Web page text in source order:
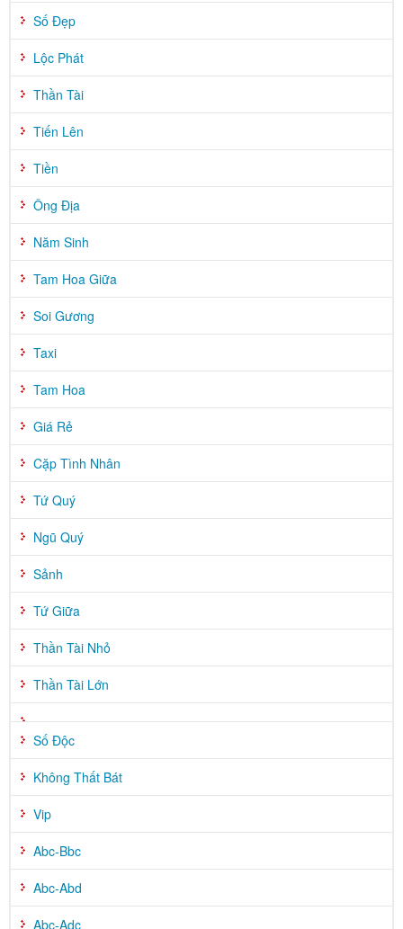
Số Đẹp
Lộc Phát
Thần Tài
Tiến Lên
Tiền
Ông Địa
Năm Sinh
Tam Hoa Giữa
Soi Gương
Taxi
Tam Hoa
Giá Rẻ
Cặp Tình Nhân
Tứ Quý
Ngũ Quý
Sảnh
Tứ Giữa
Thần Tài Nhỏ
Thần Tài Lớn
Số Độc
Không Thất Bát
Vip
Abc-Bbc
Abc-Abd
Abc-Adc